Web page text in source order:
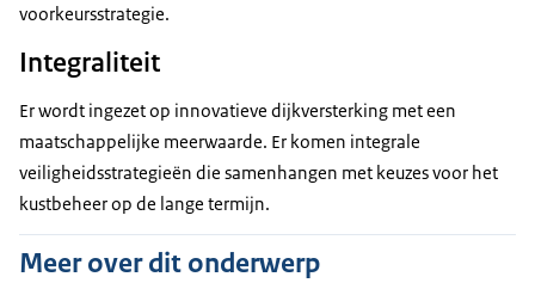
voorkeursstrategie.
Integraliteit
Er wordt ingezet op innovatieve dijkversterking met een
maatschappelijke meerwaarde. Er komen integrale
veiligheidsstrategieën die samenhangen met keuzes voor het
kustbeheer op de lange termijn.
Meer over dit onderwerp